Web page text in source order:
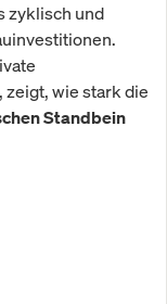
zyklisch und
wie stark die
Standbein